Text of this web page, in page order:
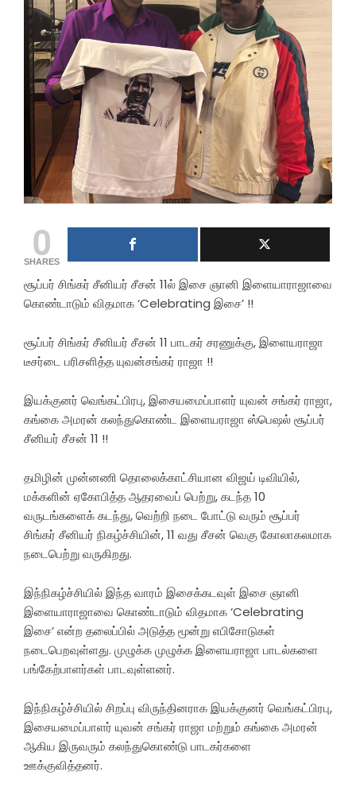
0
SHARES
சூப்பர் சிங்கர் சீனியர் சீசன் 11ல் இசை ஞானி இளையாராஜாவை
கொண்டாடும் விதமாக ‘Celebrating இசை’ !!
சூப்பர் சிங்கர் சீனியர் சீசன் 11 பாடகர் சரணுக்கு, இளையராஜா
டீசர்டை பரிசளித்த யுவன்சங்கர் ராஜா !!
இயக்குனர் வெங்கட்பிரபு, இசையமைப்பாளர் யுவன் சங்கர் ராஜா,
கங்கை அமரன் கலந்துகொண்ட இளையராஜா ஸ்பெஷல் சூப்பர்
சீனியர் சீசன் 11 !!
தமிழின் முன்னணி தொலைக்காட்சியான விஜய் டிவியில்,
மக்களின் ஏகோபித்த ஆதரவைப் பெற்று, கடந்த 10
வருடங்களைக் கடந்து, வெற்றி நடை போட்டு வரும் சூப்பர்
சிங்கர் சீனியர் நிகழ்ச்சியின், 11 வது சீசன் வெகு கோலாகலமாக
நடைபெற்று வருகிறது.
இந்நிகழ்ச்சியில் இந்த வாரம் இசைக்கடவுள் இசை ஞானி
இளையாராஜாவை கொண்டாடும் விதமாக ‘Celebrating
இசை’ என்ற தலைப்பில் அடுத்த மூன்று எபிசோடுகள்
நடைபெறவுள்ளது. முழுக்க முழுக்க இளையராஜா பாடல்களை
பங்கேற்பாளர்கள் பாடவுள்ளனர்.
இந்நிகழ்ச்சியில் சிறப்பு விருந்தினராக இயக்குனர் வெங்கட்பிரபு,
இசையமைப்பாளர் யுவன் சங்கர் ராஜா மற்றும் கங்கை அமரன்
ஆகிய இருவரும் கலந்துகொண்டு பாடகர்களை
ஊக்குவித்தனர்.